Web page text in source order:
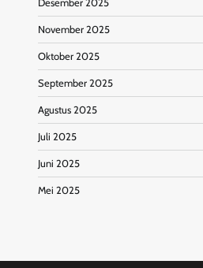
Desember 2025
November 2025
Oktober 2025
September 2025
Agustus 2025
Juli 2025
Juni 2025
Mei 2025